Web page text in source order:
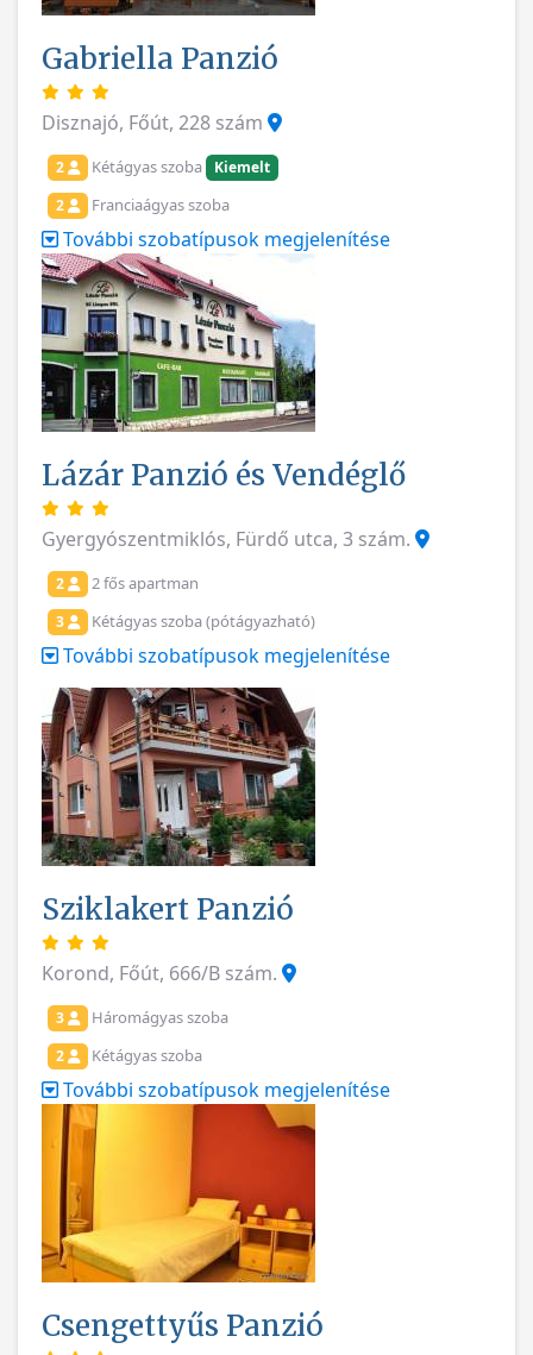
Gabriella Panzió
Disznajó, Főút, 228 szám
2 Kétágyas szoba
Kiemelt
2
Franciaágyas szoba
További szobatípusok megjelenítése
Lázár Panzió és Vendéglő
Gyergyószentmiklós, Fürdő utca, 3 szám.
2 2 fős apartman
3 Kétágyas szoba (pótágyazható)
További szobatípusok megjelenítése
Sziklakert Panzió
Korond, Főút, 666/B szám.
3 Háromágyas szoba
2 Kétágyas szoba
További szobatípusok megjelenítése
Csengettyűs Panzió